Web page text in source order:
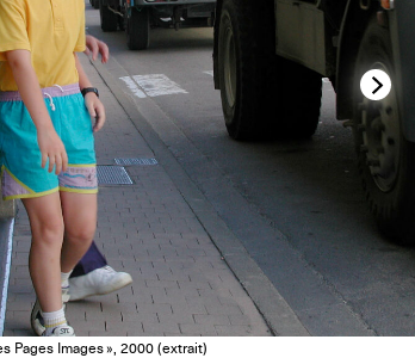
Pages Images », 2000 (extrait)